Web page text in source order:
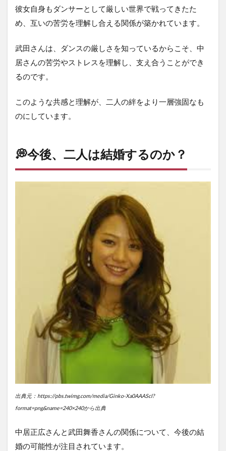
彼女自身もダンサーとして厳しい世界で戦ってきたた
め、互いの苦労を理解し合える関係が築かれています。
武田さんは、ダンスの厳しさを知っているからこそ、中
居さんの苦労やストレスを理解し、支え合うことができ
るのです。
このような共感と理解が、二人の絆をより一層強固なも
のにしています。
💭今後、二人は結婚するのか？
出典元：https://pbs.twimg.com/media/Ginko-Xa0AAAScl?
format=png&name=240×240から出典
中居正広さんと武田舞香さんの関係について、今後の結
婚の可能性が注目されています。